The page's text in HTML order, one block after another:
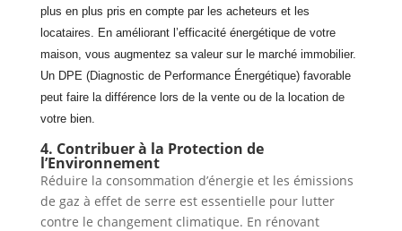
plus en plus pris en compte par les acheteurs et les
locataires. En améliorant l’efficacité énergétique de votre
maison, vous augmentez sa valeur sur le marché immobilier.
Un DPE (Diagnostic de Performance Énergétique) favorable
peut faire la différence lors de la vente ou de la location de
votre bien.
4. Contribuer à la Protection de
l’Environnement
Réduire la consommation d’énergie et les émissions
de gaz à effet de serre est essentielle pour lutter
contre le changement climatique. En rénovant